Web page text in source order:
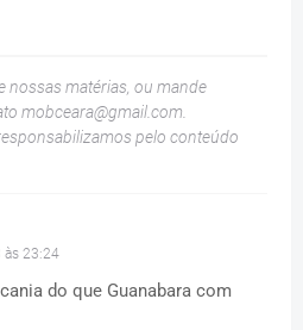
nossas matérias, ou mande
mobceara@gmail.com
pelo conteúdo
às 23:24
do que Guanabara com